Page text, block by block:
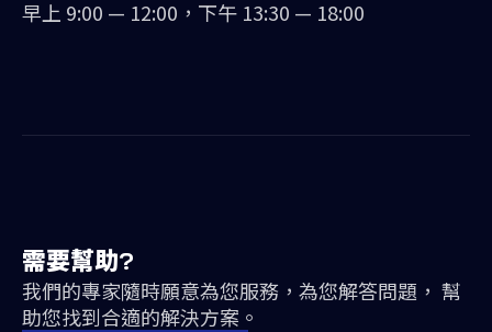
早上 9:00 — 12:00，下午 13:30 — 18:00
需要幫助?
我們的專家隨時願意為您服務，為您解答問題， 幫
助您找到合適的解決方案。